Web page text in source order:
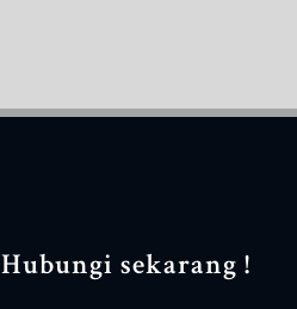
Hubungi sekarang !